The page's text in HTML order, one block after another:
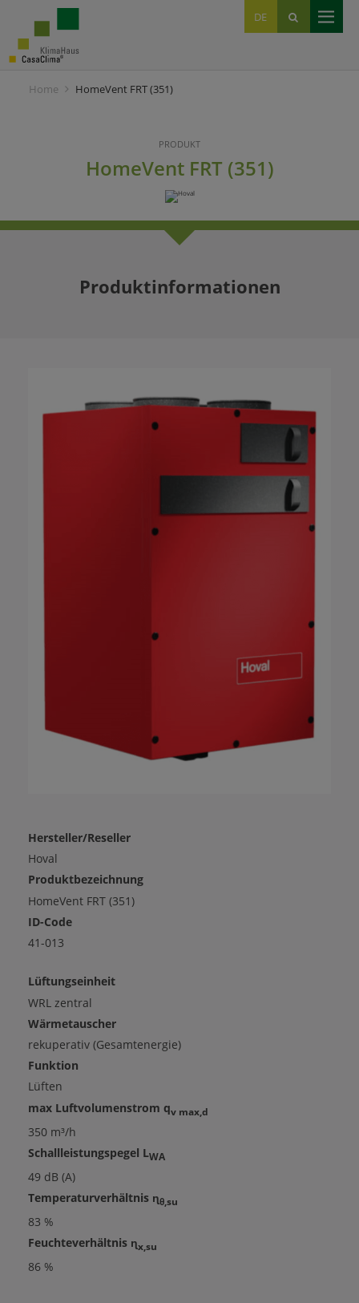
DE
IT
EN
Home HomeVent FRT (351)
PRODUKT
HomeVent FRT (351)
Produktinformationen
Hersteller/Reseller
Hoval
Produktbezeichnung
HomeVent FRT (351)
ID-Code
41-013
Lüftungseinheit
WRL zentral
Wärmetauscher
rekuperativ (Gesamtenergie)
Funktion
Lüften
max Luftvolumenstrom qv max,d
350 m³/h
Schallleistungspegel LWA
49 dB (A)
Temperaturverhältnis ɳθ,su
83 %
Feuchteverhältnis ɳx,su
86 %